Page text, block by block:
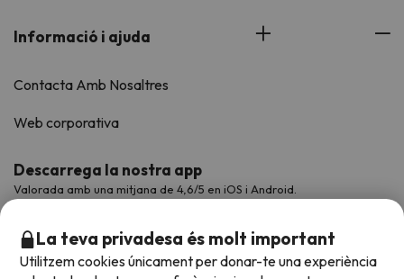
Informació i ajuda
Contacta Amb Nosaltres
Web corporativa
Descarrega la nostra app
Valorada amb una mitjana de 4,6/5 en iOS i Android.
La teva privadesa és molt important
Utilitzem cookies únicament per donar-te una experiència